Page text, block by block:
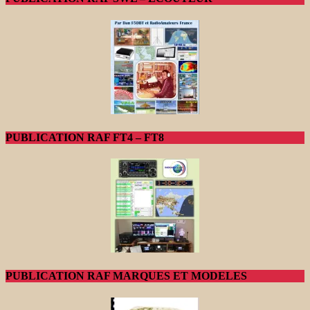
PUBLICATION RAF FT4 – FT8
PUBLICATION RAF MARQUES ET MODELES